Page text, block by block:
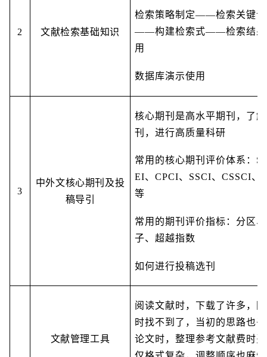
2 文献检索基础知识
检索策略制定——检索关键
——构建检索式——检索结果
用
数据库演示使用
3
中外文核心期刊及投
稿导引
核心期刊是高水平期刊，了
刊，进行高质量科研
常用的核心期刊评价体系：
EI、CPCI、SSCI、CSSCI、
等
常用的期刊评价指标：分区
子、超越指数
如何进行投稿选刊
文献管理工具
阅读文献时，下载了许多，
时找不到了，当初的思路也
论文时，整理参考文献费时